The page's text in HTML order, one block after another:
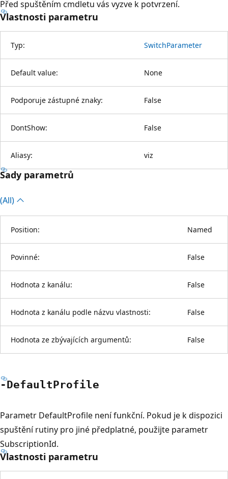
Před spuštěním cmdletu vás vyzve k potvrzení.
Vlastnosti parametru
Typ: SwitchParameter
Default value: None
Podporuje zástupné znaky: False
DontShow: False
Aliasy: viz
Sady parametrů
(All)
Position: Named
Povinné: False
Hodnota z kanálu: False
Hodnota z kanálu podle názvu vlastnosti: False
Hodnota ze zbývajících argumentů: False
-DefaultProfile
Parametr DefaultProfile není funkční. Pokud je k dispozici
spuštění rutiny pro jiné předplatné, použijte parametr
SubscriptionId.
Vlastnosti parametru